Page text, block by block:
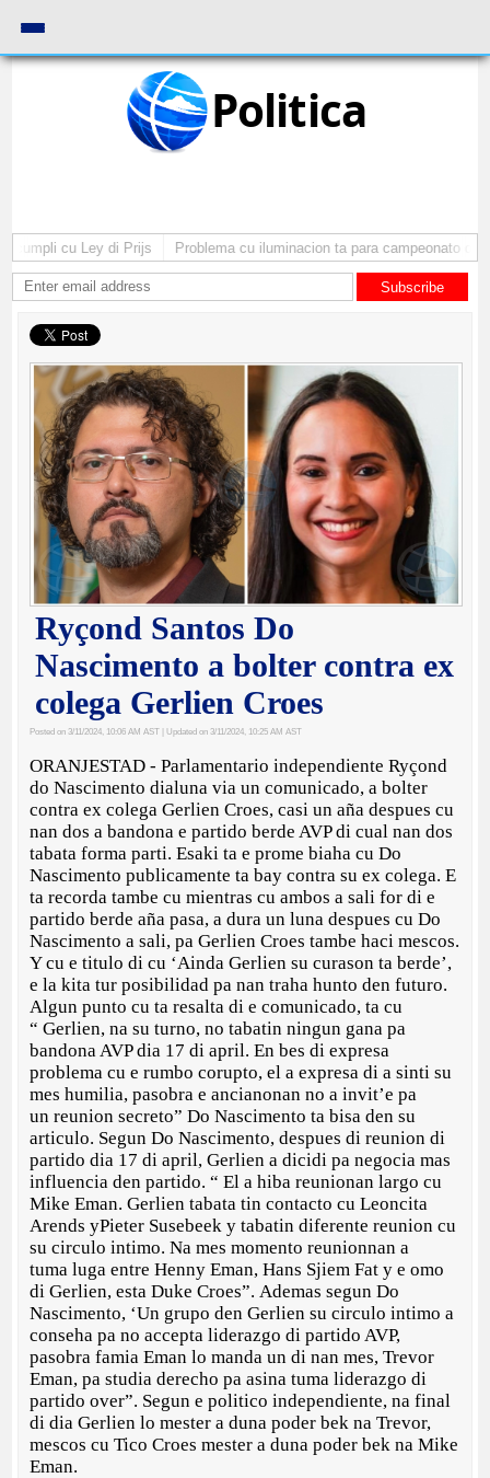
Politica
cu Ley di Prijs Problema cu iluminacion ta para campeonato di
Subscribe
Ryçond Santos Do
Nascimento a bolter contra ex
colega Gerlien Croes
Posted on 3/11/2024, 10:06 AM AST | Updated on 3/11/2024, 10:25 AM AST
ORANJESTAD - Parlamentario independiente Ryçond
do Nascimento dialuna via un comunicado, a bolter
contra ex colega Gerlien Croes, casi un aña despues cu
nan dos a bandona e partido berde AVP di cual nan dos
tabata forma parti. Esaki ta e prome biaha cu Do
Nascimento publicamente ta bay contra su ex colega. E
ta recorda tambe cu mientras cu ambos a sali for di e
partido berde aña pasa, a dura un luna despues cu Do
Nascimento a sali, pa Gerlien Croes tambe haci mescos.
Y cu e titulo di cu ‘Ainda Gerlien su curason ta berde’,
e la kita tur posibilidad pa nan traha hunto den futuro.
Algun punto cu ta resalta di e comunicado, ta cu
“ Gerlien, na su turno, no tabatin ningun gana pa
bandona AVP dia 17 di april. En bes di expresa
problema cu e rumbo corupto, el a expresa di a sinti su
mes humilia, pasobra e ancianonan no a invit’e pa
un reunion secreto” Do Nascimento ta bisa den su
articulo. Segun Do Nascimento, despues di reunion di
partido dia 17 di april, Gerlien a dicidi pa negocia mas
influencia den partido. “ El a hiba reunionan largo cu
Mike Eman. Gerlien tabata tin contacto cu Leoncita
Arends yPieter Susebeek y tabatin diferente reunion cu
su circulo intimo. Na mes momento reunionnan a
tuma luga entre Henny Eman, Hans Sjiem Fat y e omo
di Gerlien, esta Duke Croes”. Ademas segun Do
Nascimento, ‘Un grupo den Gerlien su circulo intimo a
conseha pa no accepta liderazgo di partido AVP,
pasobra famia Eman lo manda un di nan mes, Trevor
Eman, pa studia derecho pa asina tuma liderazgo di
partido over”. Segun e politico independiente, na final
di dia Gerlien lo mester a duna poder bek na Trevor,
mescos cu Tico Croes mester a duna poder bek na Mike
Eman.